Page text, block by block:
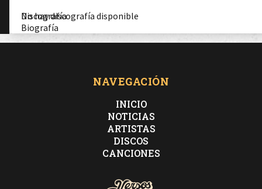
Discografía
Biografía
No hay discografía disponible
NAVEGACIÓN
INICIO
NOTICIAS
ARTISTAS
DISCOS
CANCIONES